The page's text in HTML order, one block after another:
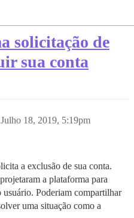
solicitação de
sua conta
Julho 18, 2019, 5:19pm
a exclusão de sua conta.
a plataforma para
Poderiam compartilhar
uma situação como a